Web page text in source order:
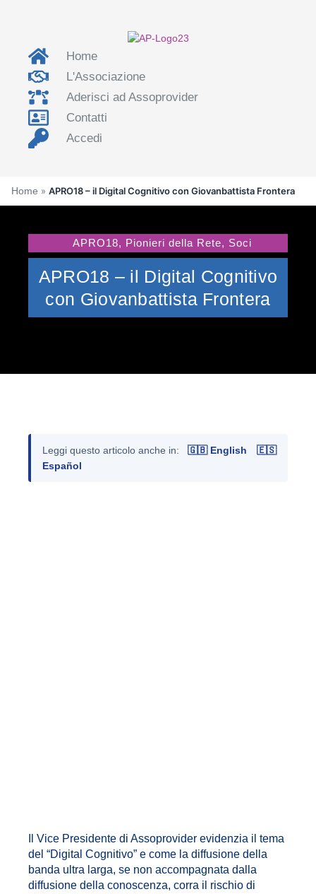
Home
L'Associazione
Aderisci ad Assoprovider
Contatti
Accedi
Home » APRO18 – il Digital Cognitivo con Giovanbattista Frontera
APRO18, Pionieri della Rete, Soci
APRO18 – il Digital Cognitivo
con Giovanbattista Frontera
Leggi questo articolo anche in: 🇬🇧 English
🇪🇸
Español
Il Vice Presidente di Assoprovider evidenzia il tema
del “Digital Cognitivo” e come la diffusione della
banda ultra larga, se non accompagnata dalla
diffusione della conoscenza, corra il rischio di